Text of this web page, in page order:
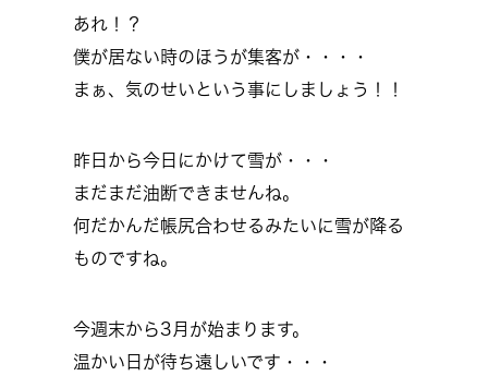
あれ！？
僕が居ない時のほうが集客が・・・・
まぁ、気のせいという事にしましょう！！
昨日から今日にかけて雪が・・・
まだまだ油断できませんね。
何だかんだ帳尻合わせるみたいに雪が降る
ものですね。
今週末から3月が始まります。
温かい日が待ち遠しいです・・・